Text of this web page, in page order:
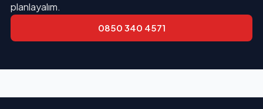
planlayalım.
0850 340 4571